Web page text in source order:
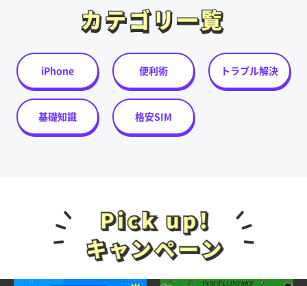
カテゴリ一覧
カテゴリ一覧
iPhone 便利術 トラブル解決
基礎知識 格安SIM